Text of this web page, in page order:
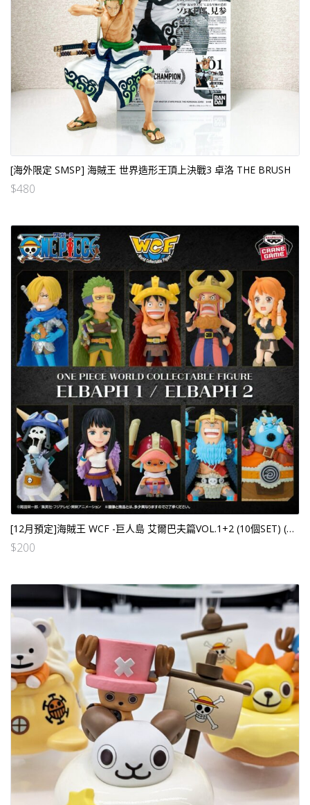
[海外限定 SMSP] 海賊王 世界造形王頂上決戰3 卓洛 THE BRUSH
$480
[12月預定]海賊王 WCF -巨人島 艾爾巴夫篇VOL.1+2 (10個SET) (行) [全數HK$570/訂金$200]
$200